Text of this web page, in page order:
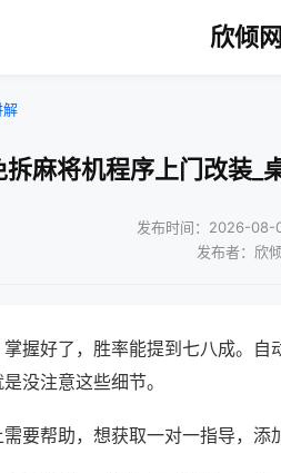
欣倾网
解
麻将机程序上门改装_
发布时间：2026-08-
发布者：欣
握好了，胜率能提到七八成。
没注意这些细节。
要帮助，想获取一对一指导，添